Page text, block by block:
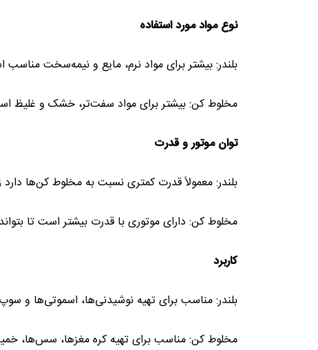
نوع مواد مورد استفاده
بلندر: بیشتر برای مواد نرم، مایع و نیمه‌سخت
مخلوط کن: بیشتر برای مواد سفت‌تر، خشک و غلیظ
توان موتور و قدرت
بلندر: معمولاً قدرت کمتری نسبت به مخلوط کن‌ها
مخلوط کن: دارای موتوری با قدرت بیشتر است تا
کاربرد
بلندر: مناسب برای تهیه نوشیدنی‌ها، اسموتی‌ها و
مخلوط کن: مناسب برای تهیه کره مغزها، سس‌ها،